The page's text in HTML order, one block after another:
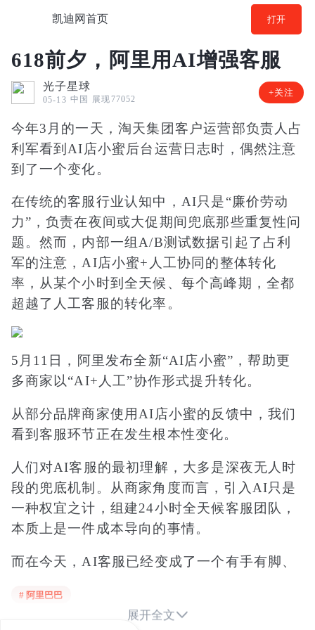
凯迪网首页 打开
618前夕，阿里用AI增强客服
光子星球
05-13 中国 展现77052
+关注
今年3月的一天，淘天集团客户运营部负责人占
利军看到AI店小蜜后台运营日志时，偶然注意
到了一个变化。
在传统的客服行业认知中，AI只是“廉价劳动
力”，负责在夜间或大促期间兜底那些重复性问
题。然而，内部一组A/B测试数据引起了占利
军的注意，AI店小蜜+人工协同的整体转化
率，从某个小时到全天候、每个高峰期，全都
超越了人工客服的转化率。
5月11日，阿里发布全新“AI店小蜜”，帮助更
多商家以“AI+人工”协作形式提升转化。
从部分品牌商家使用AI店小蜜的反馈中，我们
看到客服环节正在发生根本性变化。
人们对AI客服的最初理解，大多是深夜无人时
段的兜底机制。从商家角度而言，引入AI只是
一种权宜之计，组建24小时全天候客服团队，
本质上是一件成本导向的事情。
而在今天，AI客服已经变成了一个有手有脚、
牌与普通商家的经营策略也随之发生变化，AI
客服已不单单关乎成本，而是关乎到服务，在
# 阿里巴巴
展开全文